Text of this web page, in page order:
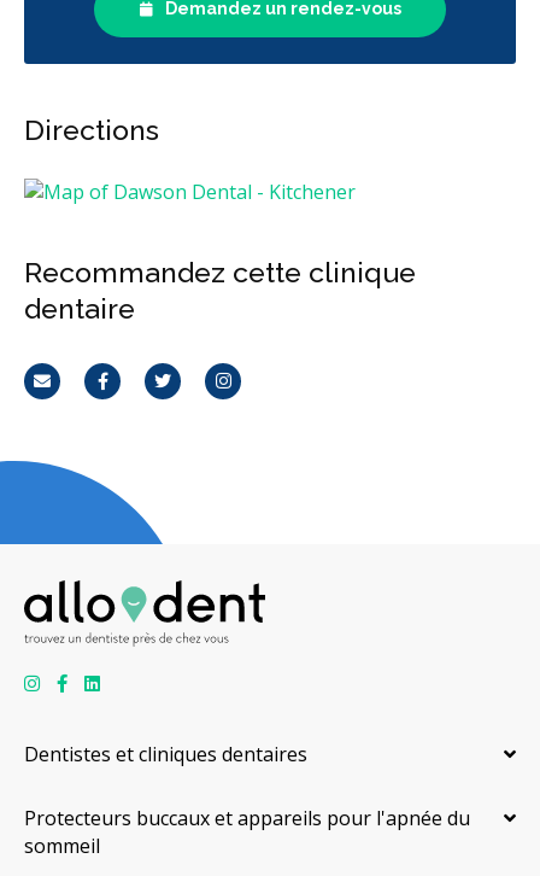
Reconstruction complète de la bouche
Incrustations
Restaurations le jour-même
Botox - Thérapeutique
Sédation - protoxyde d'azote
Sédation - orale
Parodontie
Hygiène préventive et nettoyages
Moins
Demandez un rendez-vous
Directions
Recommandez cette clinique
dentaire
CourrielFacebookTwitterInstagram
Dentistes et cliniques dentaires
Protecteurs buccaux et appareils pour l'apnée du
sommeil